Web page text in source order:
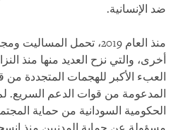
ضد الإنسانية.
منذ العام 2019، تحمل
العبء الأكبر للهجمات المتجددة من
المدعومة من قوات الدعم السريع.
الحكومية السودانية من حماية